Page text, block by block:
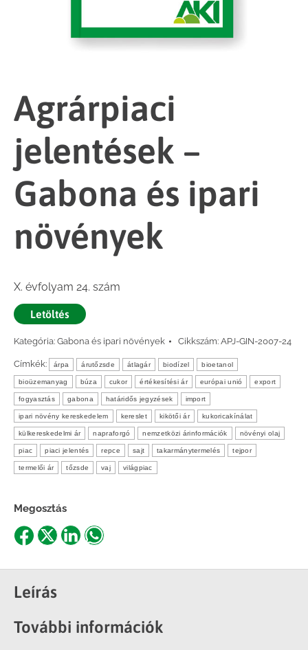
Agrárpiaci
jelentések –
Gabona és ipari
növények
X. évfolyam 24. szám
Letöltés
Kategória: Gabona és ipari növények Cikkszám: APJ-GIN-2007-24
Címkék: árpa árutőzsde átlagár biodízel bioetanol
bioüzemanyag búza cukor értékesítési ár európai unió export
fogyasztás gabona határidős jegyzések import
ipari növény kereskedelem kereslet kikötői ár kukoricakínálat
külkereskedelmi ár napraforgó nemzetközi árinformációk növényi olaj
piac piaci jelentés repce sajt takarmánytermelés tejpor
termelői ár tőzsde vaj világpiac
Megosztás
Share
Facebook
Share
X
ShareShare
Leírás
További információk